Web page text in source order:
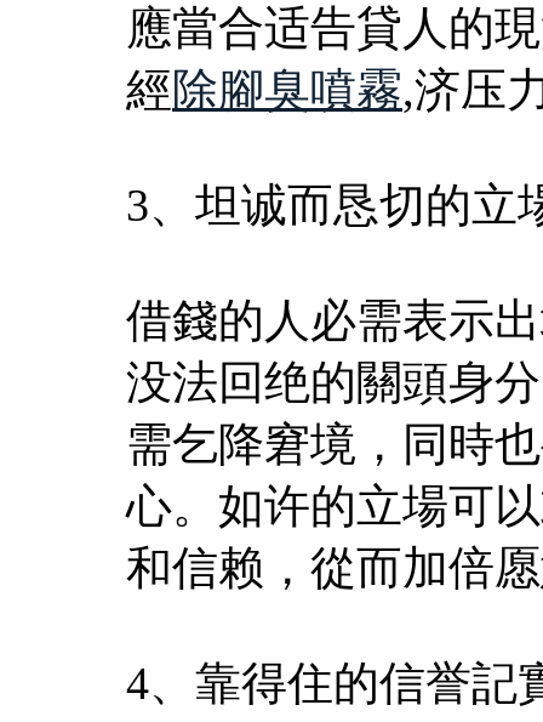
應當合适告貸人的
經除腳臭噴霧,济压
3、坦诚而恳切的立
借錢的人必需表示
没法回绝的關頭身
需乞降窘境，同時
心。如许的立場可
和信赖，從而加倍
4、靠得住的信誉記